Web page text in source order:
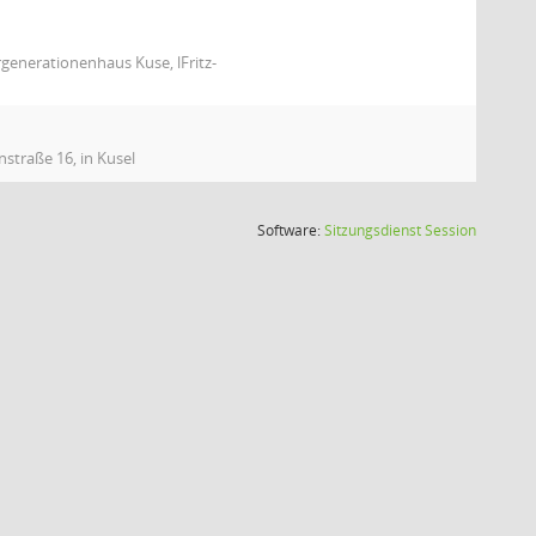
Kuse, lFritz-
16, in Kusel
Software:SitzungsdienstSession(Wird in